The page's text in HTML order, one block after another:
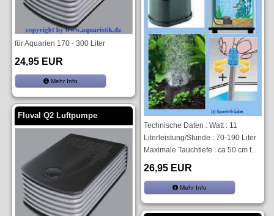
für Aquarien 170 - 300 Liter
24,95 EUR
Mehr Info
Fluval Q2 Luftpumpe
Technische Daten : Watt : 11
Literleistung/Stunde : 70-190 Liter
Maximale Tauchtiefe : ca 50 cm f...
26,95 EUR
Mehr Info